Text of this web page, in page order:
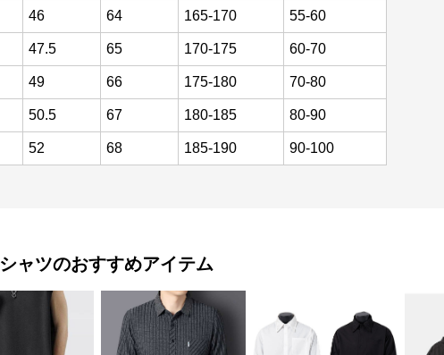
46 64 165-170 55-60
47.5 65 170-175 60-70
49 66 175-180 70-80
50.5 67 180-185 80-90
52 68 185-190 90-100
シャツのおすすめアイテム